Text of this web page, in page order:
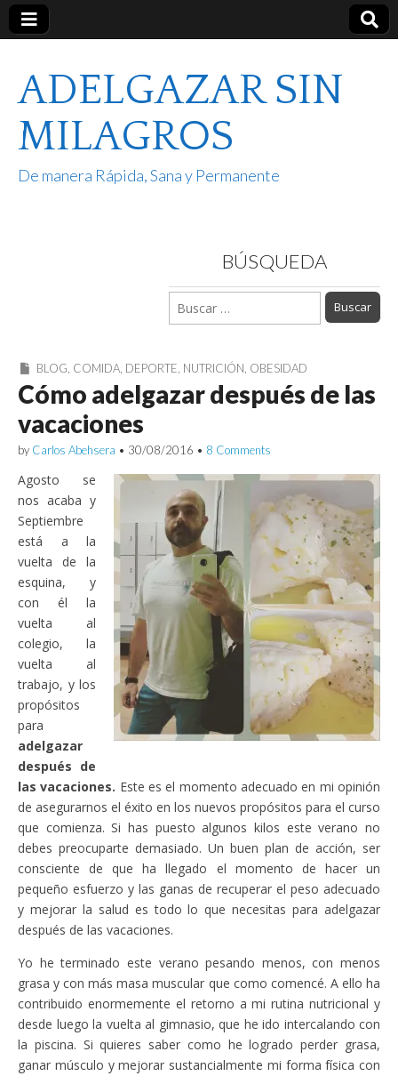
ADELGAZAR SIN
MILAGROS
De manera Rápida, Sana y Permanente
BÚSQUEDA
Buscar:
BLOG, COMIDA, DEPORTE, NUTRICIÓN, OBESIDAD
Cómo adelgazar después de las
vacaciones
by Carlos Abehsera • 30/08/2016 • 8 Comments
Agosto se
nos acaba y
Septiembre
está a la
vuelta de la
esquina, y
con él la
vuelta al
colegio, la
vuelta al
trabajo, y los
propósitos
para
adelgazar
después de
las vacaciones. Este es el momento adecuado en mi opinión
de asegurarnos el éxito en los nuevos propósitos para el curso
que comienza. Si has puesto algunos kilos este verano no
debes preocuparte demasiado. Un buen plan de acción, ser
consciente de que ha llegado el momento de hacer un
pequeño esfuerzo y las ganas de recuperar el peso adecuado
y mejorar la salud es todo lo que necesitas para adelgazar
después de las vacaciones.
Yo he terminado este verano pesando menos, con menos
grasa y con más masa muscular que como comencé. A ello ha
contribuido enormemente el retorno a mi rutina nutricional y
desde luego la vuelta al gimnasio, que he ido intercalando con
la piscina. Si quieres saber como he logrado perder grasa,
ganar músculo y mejorar sustancialmente mi forma física con